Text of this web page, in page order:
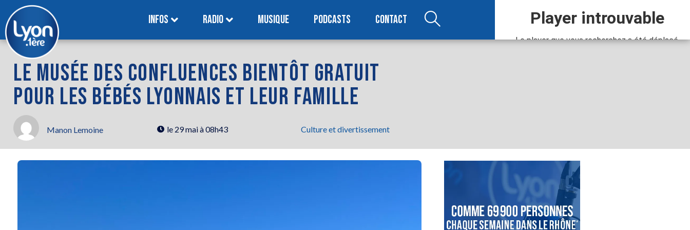
INFOS RADIO MUSIQUE PODCASTS CONTACT
LE MUSÉE DES CONFLUENCES BIENTÔT GRATUIT
POUR LES BÉBÉS LYONNAIS ET LEUR FAMILLE
Manon Lemoine le 29 mai à 08h43 Culture et divertissement